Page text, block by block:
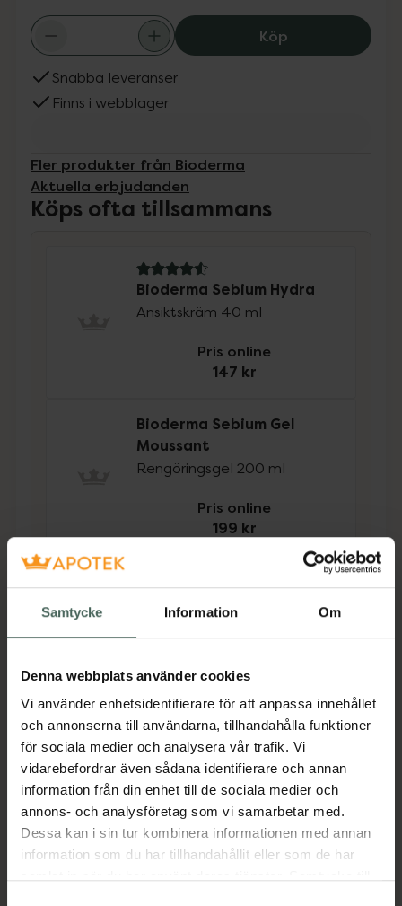
Samtycke Information Om
Denna webbplats använder cookies
Vi använder enhetsidentifierare för att anpassa innehållet
och annonserna till användarna, tillhandahålla funktioner
för sociala medier och analysera vår trafik. Vi
vidarebefordrar även sådana identifierare och annan
information från din enhet till de sociala medier och
annons- och analysföretag som vi samarbetar med.
Dessa kan i sin tur kombinera informationen med annan
information som du har tillhandahållit eller som de har
KöpBioderma
Snabba leveranser
Finns i webblager
Fler produkter från Bioderma
Aktuella erbjudanden
Köps ofta tillsammans
4.6 av 5 i omdöme
Bioderma Sebium Hydra
Ansiktskräm 40 ml
Pris online
147 kr
Bioderma Sebium Gel
Moussant
Rengöringsgel 200 ml
Pris online
199 kr
Köp båda för
Beskrivning
Sebium Hydra är en ansiktskräm för fet och
oren hud. Krämen är speciellt utvecklad för
att kompensera tillfälliga obalanser i huden
vilka kan uppstå vid t ex aknebehandling.
Sebium Hydra verkar lugnande för huden och
tonar ned rodnad. Gör huden mjuk och
smidig.Går bra att använda under makeup.För
aknebenägen hud eller hud som är försvagad